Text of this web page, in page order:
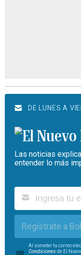
DE LUNES A
Las noticias
entender lo más
Regístrate a
Al someter tu correo
Condiciones de El